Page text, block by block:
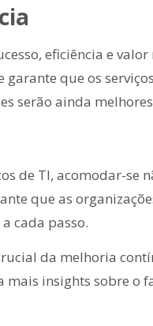
eficiência e valor
que os
serão ainda
de TI, acomodar-se
que as
cada passo.
da melhoria
insights sobre o